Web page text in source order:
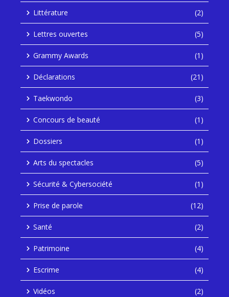
Littérature (2)
Lettres ouvertes (5)
Grammy Awards (1)
Déclarations (21)
Taekwondo (3)
Concours de beauté (1)
Dossiers (1)
Arts du spectacles (5)
Sécurité & Cybersociété (1)
Prise de parole (12)
Santé (2)
Patrimoine (4)
Escrime (4)
Vidéos (2)